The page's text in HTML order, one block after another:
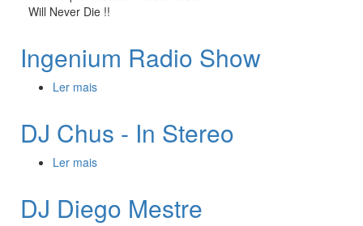
Will Never Die !!
Ingenium Radio Show
Ler mais
DJ Chus - In Stereo
Ler mais
DJ Diego Mestre